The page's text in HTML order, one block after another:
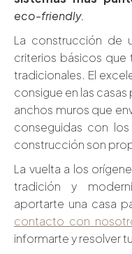
eco-friendly.
La construcción de
criterios básicos que
tradicionales. El
consigue en las casas
anchos muros que
conseguidas con
construcción son
La vuelta a los
tradición y
aportarte una casa
contacto con
informarte y resolver